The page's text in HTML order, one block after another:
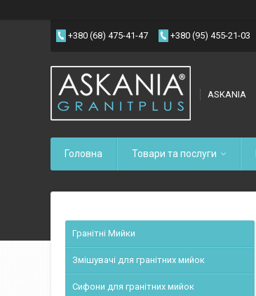
+380 (68) 475-41-47 +380 (95) 455-21-03
ASKANIA
Головна Товари та послуги
Гранітні Мийки
Змішувачі для гранітних мийок
Сифони для гранітних мийок